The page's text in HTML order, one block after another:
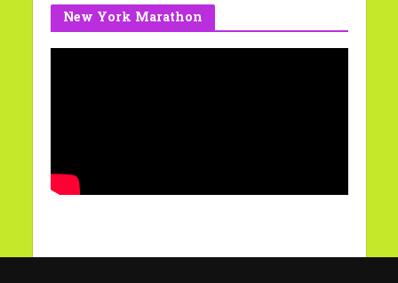
New York Marathon